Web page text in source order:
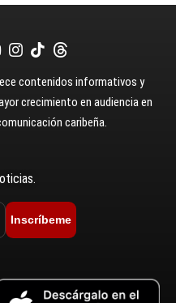
contenidos informativos y
crecimiento en audiencia en
caribeña.
Inscríbeme